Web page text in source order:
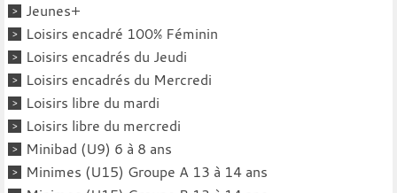
Jeunes+
Loisirs encadré 100% Féminin
Loisirs encadrés du Jeudi
Loisirs encadrés du Mercredi
Loisirs libre du mardi
Loisirs libre du mercredi
Minibad (U9) 6 à 8 ans
Minimes (U15) Groupe A 13 à 14 ans